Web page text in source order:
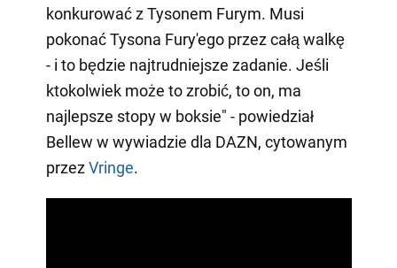
konkurować z Tysonem Furym. Musi
pokonać Tysona Fury'ego przez całą walkę
- i to będzie najtrudniejsze zadanie. Jeśli
ktokolwiek może to zrobić, to on, ma
najlepsze stopy w boksie" - powiedział
Bellew w wywiadzie dla DAZN, cytowanym
przezVringe.